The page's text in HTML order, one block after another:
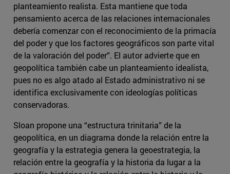
planteamiento realista. Esta mantiene que toda
pensamiento acerca de las relaciones internacionales
debería comenzar con el reconocimiento de la primacía
del poder y que los factores geográficos son parte vital
de la valoración del poder”. El autor advierte que en
geopolítica también cabe un planteamiento idealista,
pues no es algo atado al Estado administrativo ni se
identifica exclusivamente con ideologías políticas
conservadoras.
Sloan propone una “estructura trinitaria” de la
geopolítica, en un diagrama donde la relación entre la
geografía y la estrategia genera la geoestrategia, la
relación entre la geografía y la historia da lugar a la